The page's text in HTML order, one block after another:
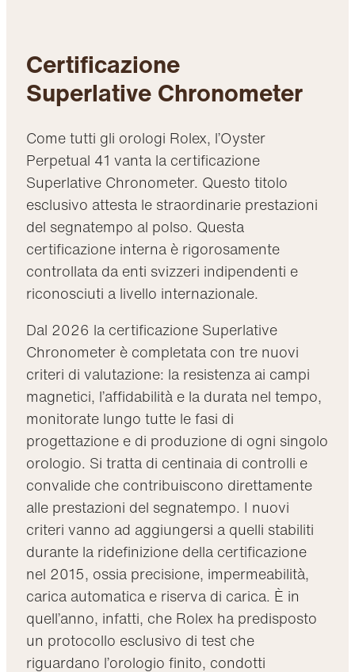
Certificazione
Superlative Chronometer
Come tutti gli orologi Rolex, l’Oyster
Perpetual 41 vanta la certificazione
Superlative Chronometer. Questo titolo
esclusivo attesta le straordinarie prestazioni
del segnatempo al polso. Questa
certificazione interna è rigorosamente
controllata da enti svizzeri indipendenti e
riconosciuti a livello internazionale.
Dal 2026 la certificazione Superlative
Chronometer è completata con tre nuovi
criteri di valutazione: la resistenza ai campi
magnetici, l’affidabilità e la durata nel tempo,
monitorate lungo tutte le fasi di
progettazione e di produzione di ogni singolo
orologio. Si tratta di centinaia di controlli e
convalide che contribuiscono direttamente
alle prestazioni del segnatempo. I nuovi
criteri vanno ad aggiungersi a quelli stabiliti
durante la ridefinizione della certificazione
nel 2015, ossia precisione, impermeabilità,
carica automatica e riserva di carica. È in
quell’anno, infatti, che Rolex ha predisposto
un protocollo esclusivo di test che
riguardano l’orologio finito, condotti